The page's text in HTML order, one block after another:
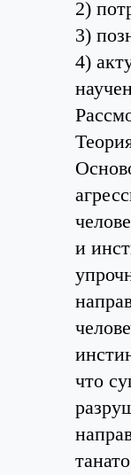
2)
3)
4)
и
что